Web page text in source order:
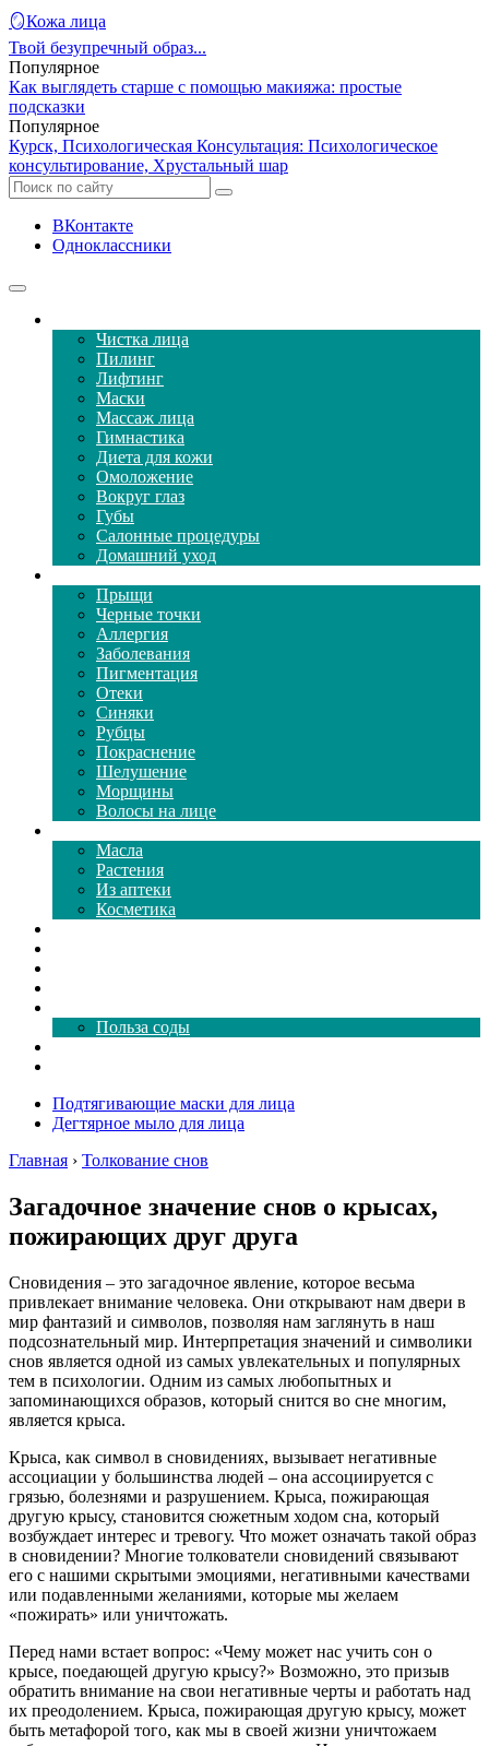
🪞Кожа лица
Твой безупречный образ...
Популярное
Как выглядеть старше с помощью макияжа: простые
подсказки
Популярное
Курск, Психологическая Консультация: Психологическое
консультирование, Хрустальный шар
ВКонтакте
Одноклассники
Чистка лица
Пилинг
Лифтинг
Маски
Массаж лица
Гимнастика
Диета для кожи
Омоложение
Вокруг глаз
Губы
Салонные процедуры
Домашний уход
Прыщи
Черные точки
Аллергия
Заболевания
Пигментация
Отеки
Синяки
Рубцы
Покраснение
Шелушение
Морщины
Волосы на лице
Масла
Растения
Из аптеки
Косметика
Польза соды
Подтягивающие маски для лица
Дегтярное мыло для лица
Главная › Толкование снов
Загадочное значение снов о крысах,
пожирающих друг друга
Сновидения – это загадочное явление, которое весьма
привлекает внимание человека. Они открывают нам двери в
мир фантазий и символов, позволяя нам заглянуть в наш
подсознательный мир. Интерпретация значений и символики
снов является одной из самых увлекательных и популярных
тем в психологии. Одним из самых любопытных и
запоминающихся образов, который снится во сне многим,
является крыса.
Крыса, как символ в сновидениях, вызывает негативные
ассоциации у большинства людей – она ассоциируется с
грязью, болезнями и разрушением. Крыса, пожирающая
другую крысу, становится сюжетным ходом сна, который
возбуждает интерес и тревогу. Что может означать такой образ
в сновидении? Многие толкователи сновидений связывают
его с нашими скрытыми эмоциями, негативными качествами
или подавленными желаниями, которые мы желаем
«пожирать» или уничтожать.
Перед нами встает вопрос: «Чему может нас учить сон о
крысе, поедающей другую крысу?» Возможно, это призыв
обратить внимание на свои негативные черты и работать над
их преодолением. Крыса, пожирающая другую крысу, может
быть метафорой того, как мы в своей жизни уничтожаем